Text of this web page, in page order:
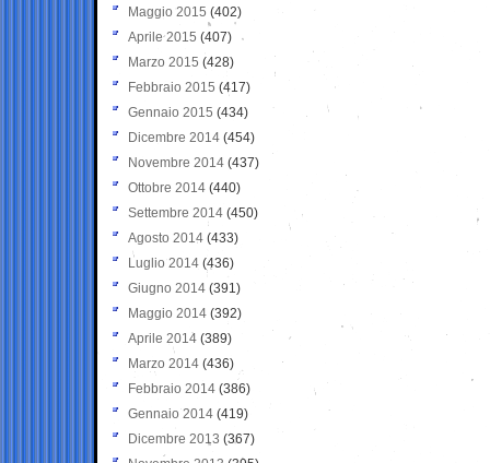
Maggio 2015 (402)
Aprile 2015 (407)
Marzo 2015 (428)
Febbraio 2015 (417)
Gennaio 2015 (434)
Dicembre 2014 (454)
Novembre 2014 (437)
Ottobre 2014 (440)
Settembre 2014 (450)
Agosto 2014 (433)
Luglio 2014 (436)
Giugno 2014 (391)
Maggio 2014 (392)
Aprile 2014 (389)
Marzo 2014 (436)
Febbraio 2014 (386)
Gennaio 2014 (419)
Dicembre 2013 (367)